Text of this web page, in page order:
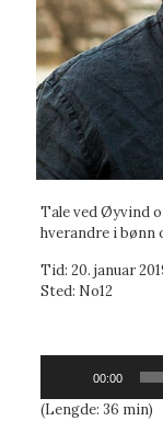
Tale ved Øyvind
hverandre i bønn
Tid: 20. januar
Sted: No12
00:00
(Lengde: 36 min)